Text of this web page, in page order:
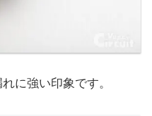
に強い印象です。